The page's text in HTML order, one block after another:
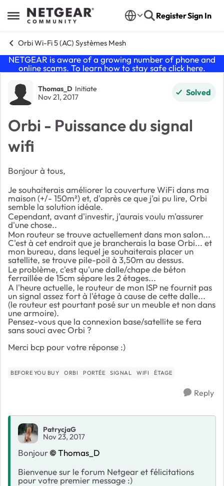
Open Side Menu
Skip to content RegisterSign In
Orbi Wi-Fi 5 (AC) Systèmes Mesh
NETGEAR is aware of a growing number of phone and
online scams. To learn how to stay safe click here.
Forum Discussion
Thomas_D Initiate
Nov 21, 2017 Solved
Orbi - Puissance du signal
wifi
Bonjour à tous,
Je souhaiterais améliorer la couverture WiFi dans ma
maison (+/- 150m²) et, d'après ce que j'ai pu lire, Orbi
semble la solution idéale.
Cependant, avant d'investir, j'aurais voulu m'assurer
d'une chose..
Mon routeur se trouve actuellement dans mon salon...
C'est à cet endroit que je brancherais la base Orbi... et
mon bureau, dans lequel je souhaiterais placer un
satellite, se trouve pile-poil à 3,50m au dessus.
Le problème, c'est qu'une dalle/chape de béton
ferraillée de 15cm sépare les 2 étages...
A l'heure actuelle, le routeur de mon ISP ne fournit pas
un signal assez fort à l'étage à cause de cette dalle...
(le routeur est pourtant posé sur un meuble et non dans
une armoire).
Pensez-vous que la connexion base/satellite se fera
sans souci avec Orbi ?
Merci bcp pour votre réponse :)
BEFORE YOU BUY ORBI PORTÉE SIGNAL WIFI ÉTAGE
Reply
PatrycjaG
Nov 23, 2017
Bonjour
Thomas_D
Bienvenue sur le forum Netgear et félicitations
pour votre premier message :)